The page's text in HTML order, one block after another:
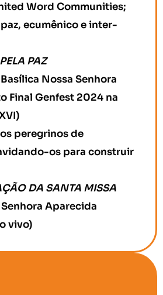
Word Communities;
ecumênico e inter-
PAZ
Nossa Senhora
Final Genfest 2024 na
peregrinos de
os para construir
DA SANTA MISSA
Aparecida
vivo)